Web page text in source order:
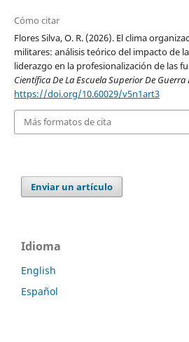
Cómo citar
Flores Silva, O. R. (2026). El clima
militares: análisis teórico del impacto de
liderazgo en la profesionalización de las
Científica De La Escuela Superior De Guerra
https://doi.org/10.60029/v5n1art3
Más formatos de cita
Enviar un artículo
Idioma
English
Español